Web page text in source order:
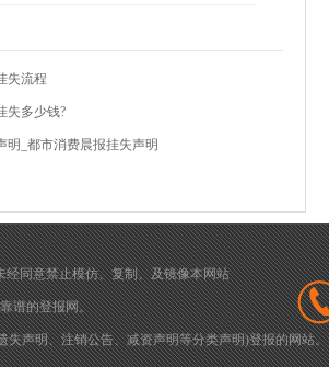
失流程
失多少钱?
明_都市消费晨报挂失声明
经同意禁止模仿、复制、及镜像本网站
谱的登报网。
声明、注销公告、减资声明等分类声明)登报的网站。